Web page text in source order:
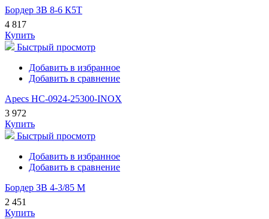
Бордер ЗВ 8-6 К5Т
4 817
Купить
Быстрый просмотр
Добавить в избранное
Добавить в сравнение
Apecs HC-0924-25300-INOX
3 972
Купить
Быстрый просмотр
Добавить в избранное
Добавить в сравнение
Бордер ЗВ 4-3/85 М
2 451
Купить